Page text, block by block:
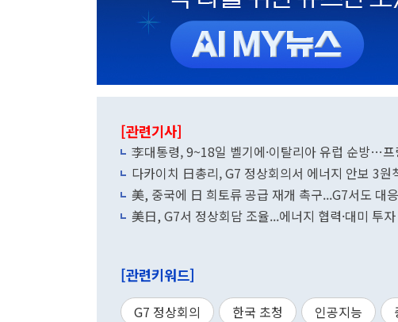
[관련기사]
李대통령, 9~18일 벨기에·이탈리아 유럽 순방…
다카이치 日총리, G7 정상회의서 에너지 안보 3원
美, 중국에 日 희토류 공급 재개 촉구...G7서도 대
美日, G7서 정상회담 조율...에너지 협력·대미 투
[관련키워드]
G7 정상회의 한국 초청 인공지능